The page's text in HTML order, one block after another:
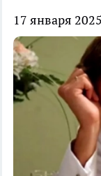
17 января 2025